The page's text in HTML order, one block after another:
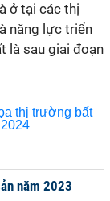
ở tại các thị
năng lực triển
là sau giai đoạn
năm 2023